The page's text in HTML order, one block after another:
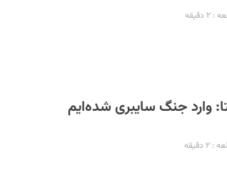
وارد جنگ سایبری شده‌ایم
دقیقه